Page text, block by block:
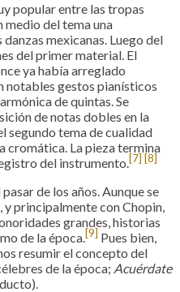
popular entre las tropas
del tema una
mexicanas. Luego del
del primer material. El
ya había arreglado
notables gestos pianísticos
de quintas. Se
de notas dobles en la
segundo tema de cualidad
cromática. La pieza termina
del instrumento.[7] [8]
de los años. Aunque se
y principalmente con Chopin,
grandes, historias
de la época.[9] Pues bien,
resumir el concepto del
de la época; Acuérdate